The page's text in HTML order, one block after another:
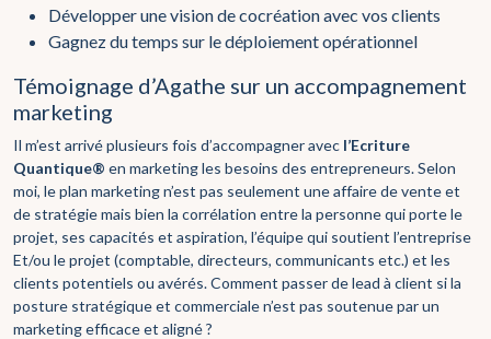
Développer une vision de cocréation avec vos clients
Gagnez du temps sur le déploiement opérationnel
Témoignage d’Agathe sur un accompagnement
marketing
Il m’est arrivé plusieurs fois d’accompagner avec l’Ecriture
Quantique® en marketing les besoins des entrepreneurs. Selon
moi, le plan marketing n’est pas seulement une affaire de vente et
de stratégie mais bien la corrélation entre la personne qui porte le
projet, ses capacités et aspiration, l’équipe qui soutient l’entreprise
Et/ou le projet (comptable, directeurs, communicants etc.) et les
clients potentiels ou avérés. Comment passer de lead à client si la
posture stratégique et commerciale n’est pas soutenue par un
marketing efficace et aligné ?